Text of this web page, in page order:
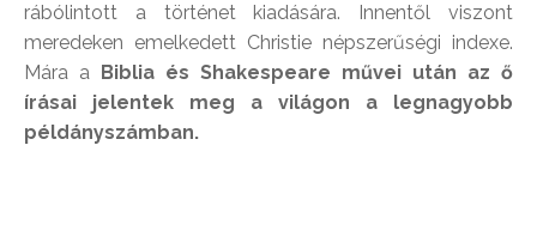
rábólintott a történet kiadására. Innentől viszont
meredeken emelkedett Christie népszerűségi indexe.
Mára a
Biblia és Shakespeare művei után az ő
írásai jelentek meg a világon a legnagyobb
példányszámban.